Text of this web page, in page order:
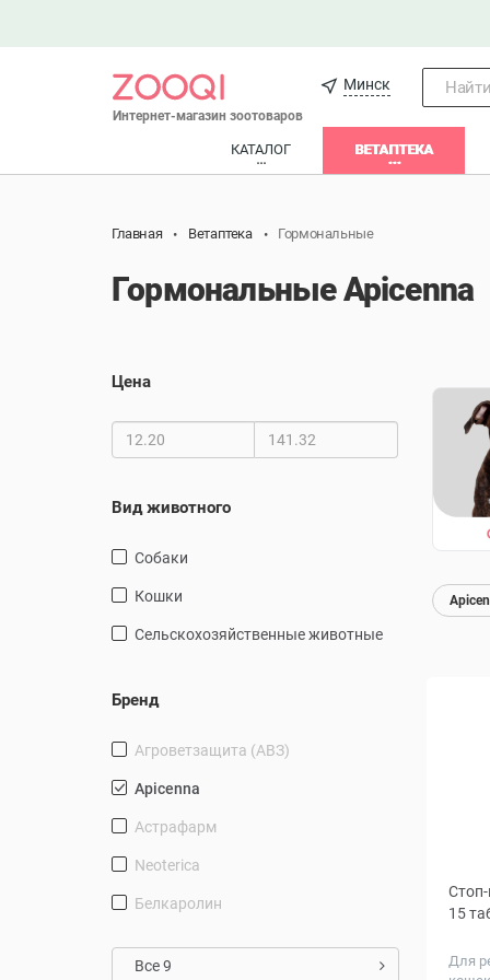
Интернет-магазин зоотоваров
Минск
КАТАЛОГ ВЕТАПТЕКА
Главная Ветаптека Гормональные
Гормональные Apicenna
Цена
Вид животного
Собаки
Кошки
Сельскохозяйственные животные
Бренд
Агроветзащита (АВЗ)
Apicenna
Астрафарм
Neoterica
Белкаролин
Все 9
15
Для